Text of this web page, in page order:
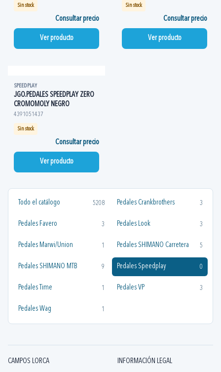
Todo el catálogo 5208 Pedales Crankbrothers 3
Pedales Favero 3 Pedales Look 3
Pedales Marwi/Union 1 Pedales SHIMANO Carretera 5
Pedales SHIMANO MTB 9 Pedales Speedplay 0
Pedales Time 1 Pedales VP 3
Pedales Wag 1
Sin stock
Consultar precio
Ver producto
Sin stock
Consultar precio
Ver producto
SPEEDPLAY
JGO.PEDALES SPEEDPLAY ZERO
CROMOMOLY NEGRO
4391051437
Sin stock
Consultar precio
Ver producto
CAMPOS LORCA INFORMACIÓN LEGAL